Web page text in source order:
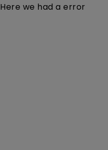
Here we had a error